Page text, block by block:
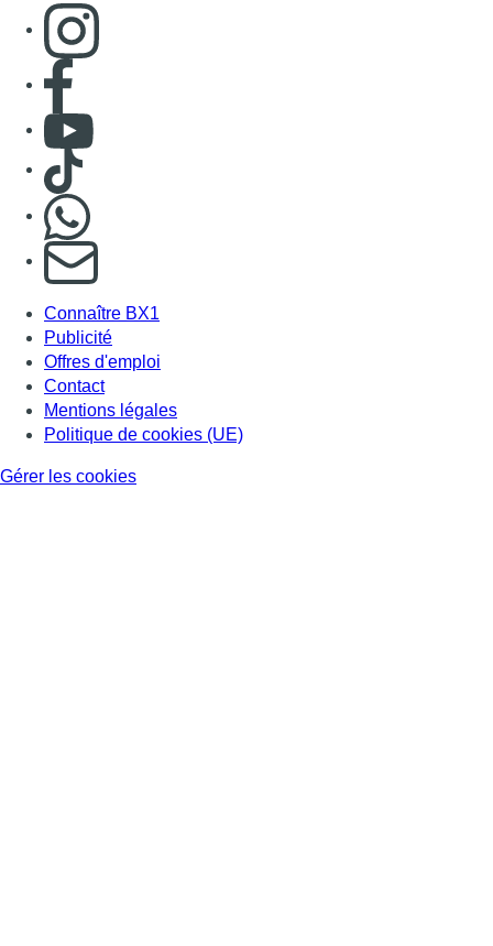
Consulter page Instagram
Consulter page Facebook
Consulter Youtube
Consulter TikTok
S'abonner à notre newsletter
Connaître BX1
Publicité
Offres d'emploi
Contact
Mentions légales
Politique de cookies (UE)
Gérer les cookies